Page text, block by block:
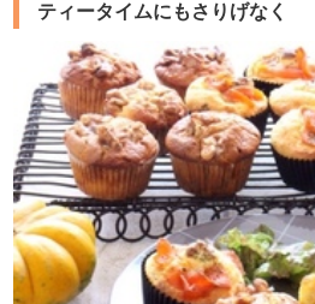
ティータイムにもさりげなく